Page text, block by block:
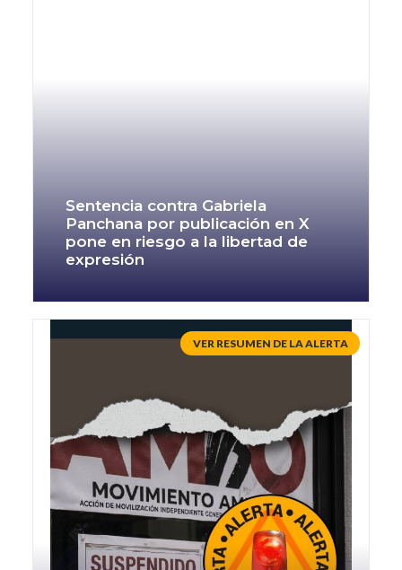
Sentencia contra Gabriela
Panchana por publicación en X
pone en riesgo a la libertad de
expresión